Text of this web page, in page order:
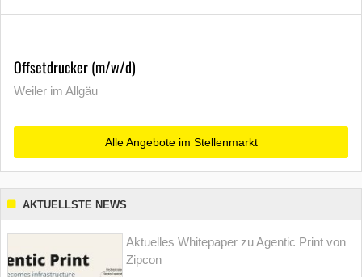
Offsetdrucker (m/w/d)
Weiler im Allgäu
Alle Angebote im Stellenmarkt
AKTUELLSTE NEWS
Aktuelles Whitepaper zu Agentic Print von
Zipcon